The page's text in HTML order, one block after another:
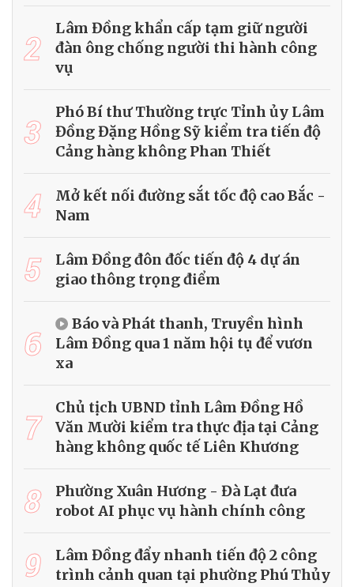
2
Lâm Đồng khẩn cấp tạm giữ người
đàn ông chống người thi hành công
vụ
3
Phó Bí thư Thường trực Tỉnh ủy Lâm
Đồng Đặng Hồng Sỹ kiểm tra tiến độ
Cảng hàng không Phan Thiết
4
Mở kết nối đường sắt tốc độ cao Bắc -
Nam
5
Lâm Đồng đôn đốc tiến độ 4 dự án
giao thông trọng điểm
6
Báo và Phát thanh, Truyền hình
Lâm Đồng qua 1 năm hội tụ để vươn
xa
7
Chủ tịch UBND tỉnh Lâm Đồng Hồ
Văn Mười kiểm tra thực địa tại Cảng
hàng không quốc tế Liên Khương
8
Phường Xuân Hương - Đà Lạt đưa
robot AI phục vụ hành chính công
9
Lâm Đồng đẩy nhanh tiến độ 2 công
trình cảnh quan tại phường Phú Thủy